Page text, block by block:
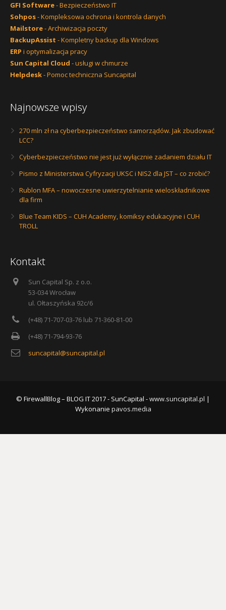
GFI Software- Bezpieczeństwo IT
Sohpos- Kompleksowa ochrona i kontrola danych
Mailstore- Archiwizacja poczty
BackupAssist - Kompletny backup dla Windows
ERP i optymalizacja pracy
Sun Capital Cloud - usługi w chmurze
Helpdesk- Pomoc techniczna Suncapital
Najnowsze wpisy
270 mln zł na cyberbezpieczeństwo samorządów. Jak zbudować
LCC?
Cyberbezpieczeństwo nie jest już wyłącznie zadaniem działu IT
Pismo z Ministerstwa Cyfryzacji UKSC i NIS2 dla JST – co zrobić?
Rublon MFA – nowoczesne uwierzytelnianie wieloskładnikowe
dla firm
Blue Team KIDS – CUH Academy, komiksy edukacyjne i CUH
TROLL
Kontakt
Sun Capital Sp. z o.o.
53-034 Wrocław
ul. Ołtaszyńska 92c/6
(+48) 71-707-03-76 lub 71-360-81-00
(+48) 71-794-93-76
suncapital@suncapital.pl
© FirewallBlog – BLOG IT 2017 - SunCapital -www.suncapital.pl |
Wykonanie pavos.media